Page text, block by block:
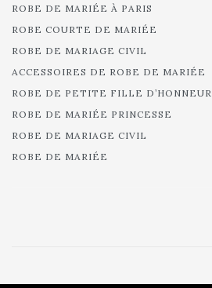
ROBE DE MARIÉE À PARIS
ROBE COURTE DE MARIÉE
ROBE DE MARIAGE CIVIL
ACCESSOIRES DE ROBE DE MARIÉE
ROBE DE PETITE FILLE D’HONNEUR
ROBE DE MARIÉE PRINCESSE
ROBE DE MARIAGE CIVIL
ROBE DE MARIÉE